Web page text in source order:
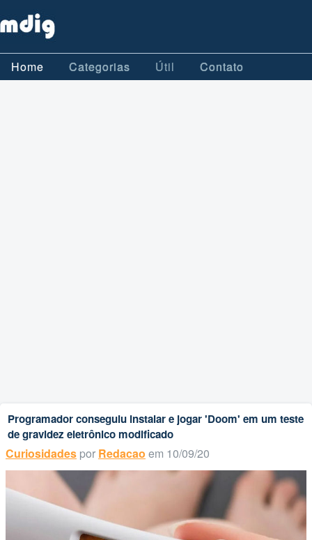
Home Categorias Útil Contato
Programador conseguiu instalar e jogar 'Doom' em um teste
de gravidez eletrônico modificado
Curiosidades por Redacao em 10/09/20